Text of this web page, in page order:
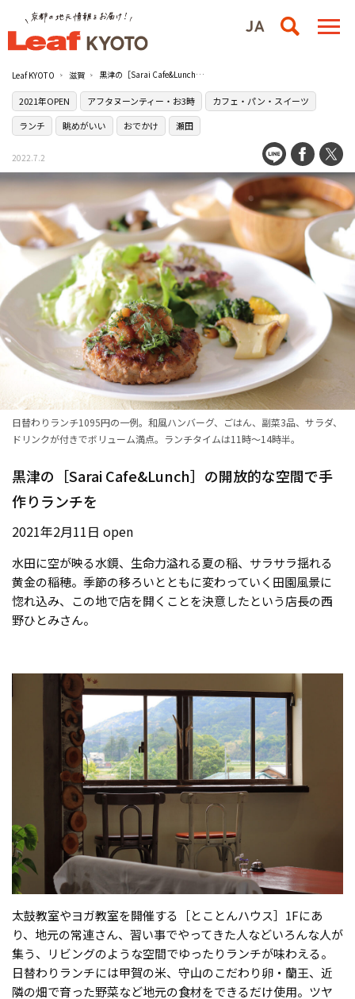
Leaf KYOTO 滋賀 黒津の［Sarai Cafe&Lunch］の開放的な空間で手作りランチを
2021年OPEN アフタヌーンティー・お3時
カフェ・パン・スイーツ
ランチ
眺めがいい おでかけ 瀬田
2022.7.2
日替わりランチ1095円の一例。和風ハンバーグ、ごはん、副菜3品、サラダ、
ドリンクが付きでボリューム満点。ランチタイムは11時〜14時半。
黒津の［Sarai Cafe&Lunch］の開放的な空間で手
作りランチを
2021年2月11日 open
水田に空が映る水鏡、生命力溢れる夏の稲、サラサラ揺れる
黄金の稲穂。季節の移ろいとともに変わっていく田園風景に
惚れ込み、この地で店を開くことを決意したという店長の西
野ひとみさん。
太鼓教室やヨガ教室を開催する［とことんハウス］1Fにあ
り、地元の常連さん、習い事でやってきた人などいろんな人が
集う、リビングのような空間でゆったりランチが味わえる。
日替わりランチには甲賀の米、守山のこだわり卵・蘭王、近
隣の畑で育った野菜など地元の食材をできるだけ使用。ツヤ